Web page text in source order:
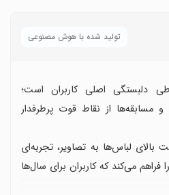
تولید شده با هوش مصنوعی
دلبستگی اصلی کاربران است؛
و مسابقه‌ها از نقاط قوت پرطرفدار
لباس‌ها به تصاویر، تجربه‌ای
فراهم می‌کند که کاربران برای سال‌ها